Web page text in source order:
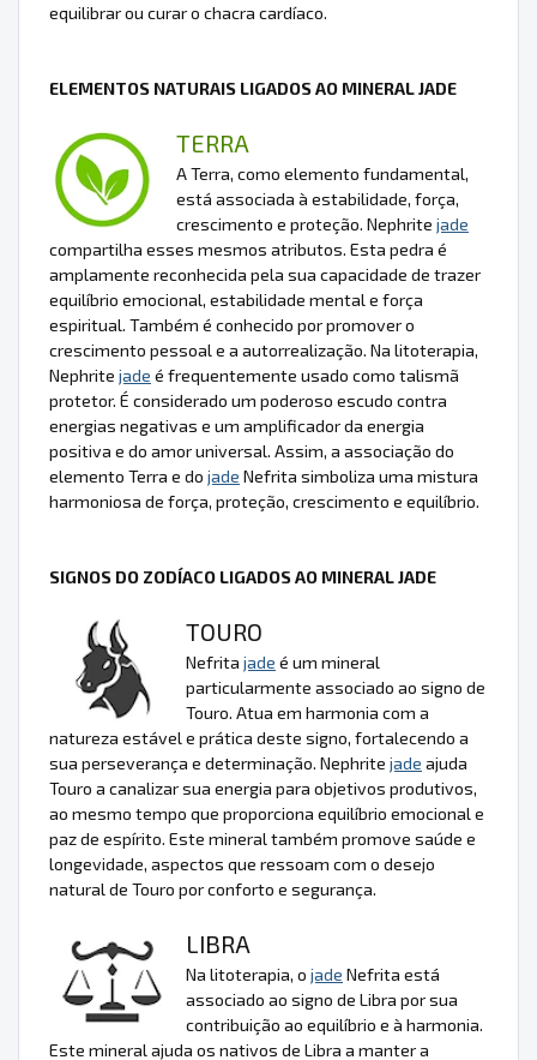
equilibrar ou curar o chacra cardíaco.
ELEMENTOS NATURAIS LIGADOS AO MINERAL JADE
TERRA
A Terra, como elemento fundamental,
está associada à estabilidade, força,
crescimento e proteção. Nephrite jade
compartilha esses mesmos atributos. Esta pedra é
amplamente reconhecida pela sua capacidade de trazer
equilíbrio emocional, estabilidade mental e força
espiritual. Também é conhecido por promover o
crescimento pessoal e a autorrealização. Na litoterapia,
Nephrite jade é frequentemente usado como talismã
protetor. É considerado um poderoso escudo contra
energias negativas e um amplificador da energia
positiva e do amor universal. Assim, a associação do
elemento Terra e do jade Nefrita simboliza uma mistura
harmoniosa de força, proteção, crescimento e equilíbrio.
SIGNOS DO ZODÍACO LIGADOS AO MINERAL JADE
TOURO
Nefrita jade é um mineral
particularmente associado ao signo de
Touro. Atua em harmonia com a
natureza estável e prática deste signo, fortalecendo a
sua perseverança e determinação. Nephrite jade ajuda
Touro a canalizar sua energia para objetivos produtivos,
ao mesmo tempo que proporciona equilíbrio emocional e
paz de espírito. Este mineral também promove saúde e
longevidade, aspectos que ressoam com o desejo
natural de Touro por conforto e segurança.
LIBRA
Na litoterapia, o jade Nefrita está
associado ao signo de Libra por sua
contribuição ao equilíbrio e à harmonia.
Este mineral ajuda os nativos de Libra a manter a